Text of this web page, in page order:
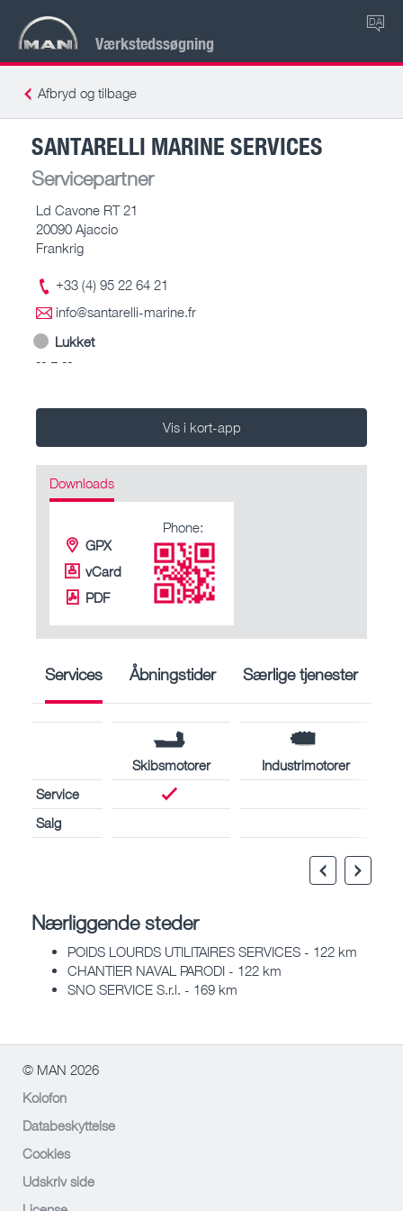
Værkstedssøgning
DA
Afbryd og tilbage
SANTARELLI MARINE SERVICES
Servicepartner
Ld Cavone RT 21
20090 Ajaccio
Frankrig
+33 (4) 95 22 64 21
info@santarelli-marine.fr
Lukket
-- – --
Vis i kort-app
Downloads
GPX
vCard
PDF
Phone:
Services Åbningstider Særlige tjenester
Skibsmotorer
Industrimotorer
Service
Salg
Nærliggende steder
POIDS LOURDS UTILITAIRES SERVICES - 122 km
CHANTIER NAVAL PARODI - 122 km
SNO SERVICE S.r.l. - 169 km
© MAN 2026
Kolofon
Databeskyttelse
Cookies
Udskriv side